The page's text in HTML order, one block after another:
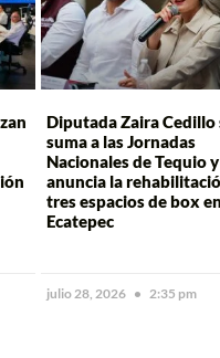
Diputada Zaira Cedillo
suma a las Jornadas
Nacionales de Tequio y
anuncia la
tres espacios de box en
Ecatepec
julio 28, 2026 2:35 pm